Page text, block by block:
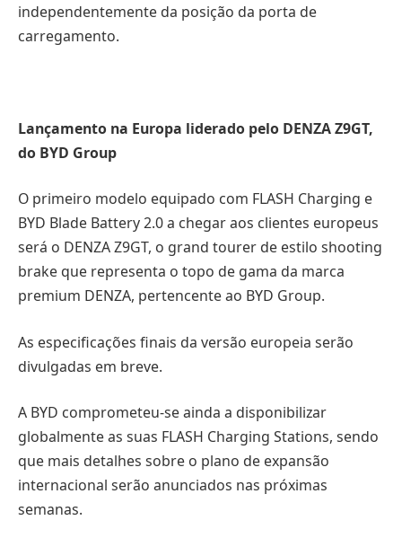
independentemente da posição da porta de
carregamento.
Lançamento na Europa liderado pelo DENZA Z9GT,
do BYD Group
O primeiro modelo equipado com FLASH Charging e
BYD Blade Battery 2.0 a chegar aos clientes europeus
será o DENZA Z9GT, o grand tourer de estilo shooting
brake que representa o topo de gama da marca
premium DENZA, pertencente ao BYD Group.
As especificações finais da versão europeia serão
divulgadas em breve.
A BYD comprometeu-se ainda a disponibilizar
globalmente as suas FLASH Charging Stations, sendo
que mais detalhes sobre o plano de expansão
internacional serão anunciados nas próximas
semanas.